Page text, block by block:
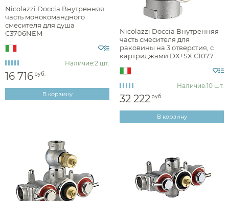
Держатели туалетной бумаги
Nicolazzi Doccia Внутренняя
часть монокомандного
смесителя для душа
C3706NEM
Наличие:2 шт.
16 716 руб.
В корзину
Nicolazzi Doccia Внутренняя
часть смесителя для
раковины на 3 отверстия, c
картриджами DX+SX C1077
Наличие:10 шт.
32 222 руб.
В корзину